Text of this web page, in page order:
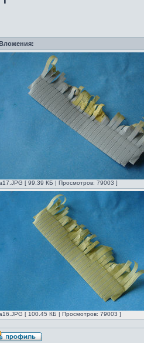
[ 99.39 КБ | Просмотров: 79003 ]
[ 100.45 КБ | Просмотров: 79003 ]